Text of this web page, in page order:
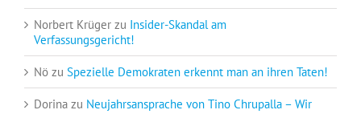
Norbert Krüger zu Insider-Skandal am
Verfassungsgericht!
Nö zu Spezielle Demokraten erkennt man an ihren Taten!
Dorina zu Neujahrsansprache von Tino Chrupalla – Wir